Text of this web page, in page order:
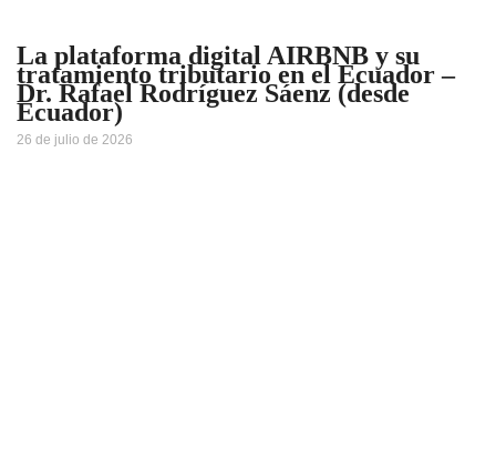
La plataforma digital AIRBNB y su
tratamiento tributario en el Ecuador –
Dr. Rafael Rodríguez Sáenz (desde
Ecuador)
26 de julio de 2026